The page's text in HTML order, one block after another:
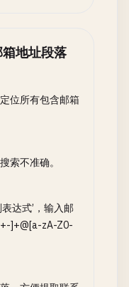
地址段落
位所有包含邮箱
索不准确。
达式’，输入邮
]+@[a-zA-Z0-